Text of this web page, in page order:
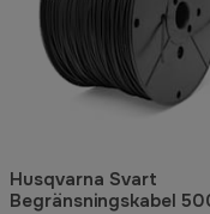
Husqvarna Svart
Begränsningskabel